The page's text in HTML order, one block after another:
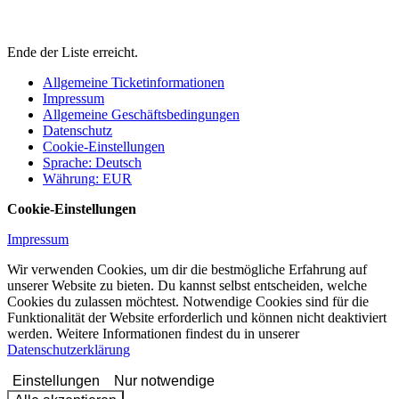
Ende der Liste erreicht.
Allgemeine Ticketinformationen
Impressum
Allgemeine Geschäftsbedingungen
Datenschutz
Cookie-Einstellungen
Sprache: Deutsch
Währung: EUR
Cookie-Einstellungen
Impressum
Wir verwenden Cookies, um dir die bestmögliche Erfahrung auf
unserer Website zu bieten. Du kannst selbst entscheiden, welche
Cookies du zulassen möchtest. Notwendige Cookies sind für die
Funktionalität der Website erforderlich und können nicht deaktiviert
werden. Weitere Informationen findest du in unserer
Datenschutzerklärung
Einstellungen
Nur notwendige